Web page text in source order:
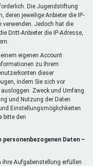
Die Jugendstiftung
deren jeweilige Anbieter die IP-
Jedoch hat die
Dritt-Anbieter die IP-Adresse,
eigenen Account
zu Ihrem
dieser
indem Sie sich vor
Zweck und Umfang
und Nutzung der Daten
Einstellungsmöglichkeiten
bitte den
Daten –
Aufgabenstellung erfüllen